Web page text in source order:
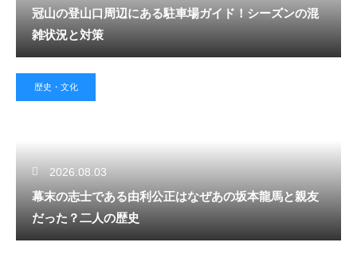
冠山の登山口周辺にある駐車場ガイド！シーズンの混
雑状況と対策
歴史・文化
2026.08.03
幕末の志士である由利公正はなぜあの坂本龍馬と親友
だった？二人の歴史